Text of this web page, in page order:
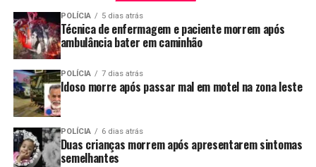
POLÍCIA 5 dias atrás
Técnica de enfermagem e paciente morrem após
ambulância bater em caminhão
POLÍCIA 7 dias atrás
Idoso morre após passar mal em motel na zona leste
POLÍCIA 6 dias atrás
Duas crianças morrem após apresentarem sintomas
semelhantes